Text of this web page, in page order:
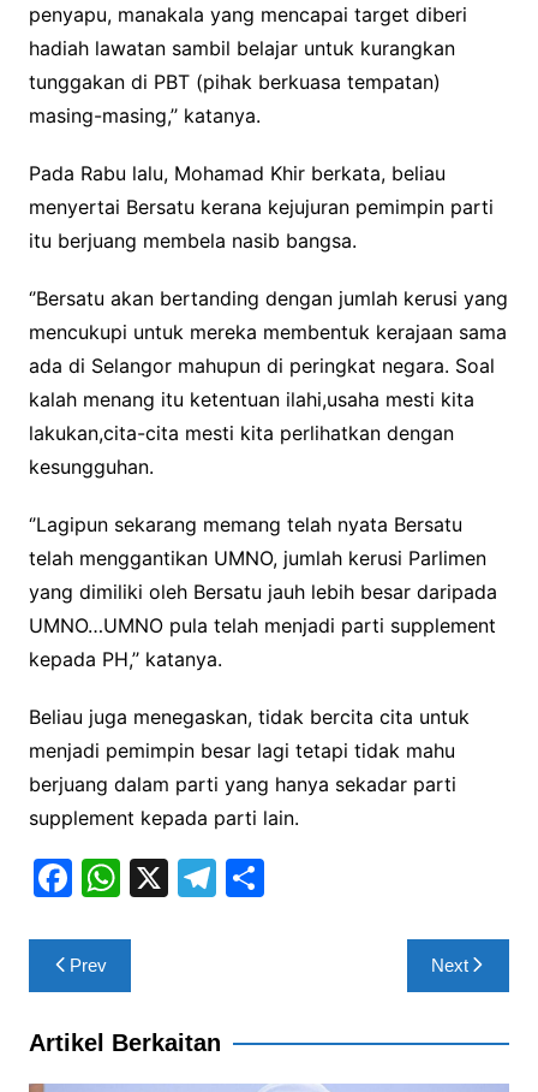
penyapu, manakala yang mencapai target diberi
hadiah lawatan sambil belajar untuk kurangkan
tunggakan di PBT (pihak berkuasa tempatan)
masing-masing,’’ katanya.
Pada Rabu lalu, Mohamad Khir berkata, beliau
menyertai Bersatu kerana kejujuran pemimpin parti
itu berjuang membela nasib bangsa.
‘’Bersatu akan bertanding dengan jumlah kerusi yang
mencukupi untuk mereka membentuk kerajaan sama
ada di Selangor mahupun di peringkat negara. Soal
kalah menang itu ketentuan ilahi,usaha mesti kita
lakukan,cita-cita mesti kita perlihatkan dengan
kesungguhan.
‘’Lagipun sekarang memang telah nyata Bersatu
telah menggantikan UMNO, jumlah kerusi Parlimen
yang dimiliki oleh Bersatu jauh lebih besar daripada
UMNO…UMNO pula telah menjadi parti supplement
kepada PH,’’ katanya.
Beliau juga menegaskan, tidak bercita cita untuk
menjadi pemimpin besar lagi tetapi tidak mahu
berjuang dalam parti yang hanya sekadar parti
supplement kepada parti lain.
F
c
e
b
W
at
s
A
X T
a
S
Post
navigation
Prev Next
Artikel Berkaitan